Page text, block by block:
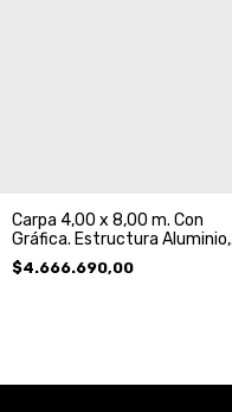
Carpa 4,00 x 8,00 m. Con
Gráfica. Estructura Aluminio,
Techo y 3 Paredes
$4.666.690,00